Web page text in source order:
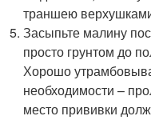
траншею
Засыпьте малину
просто грунтом до
Хорошо
необходимости –
место прививки